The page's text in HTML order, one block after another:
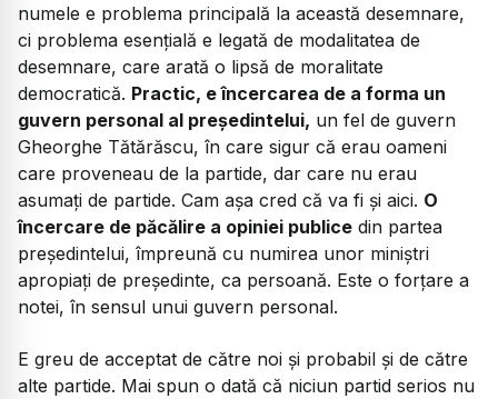
numele e problema principală la această desemnare,
ci problema esențială e legată de modalitatea de
desemnare, care arată o lipsă de moralitate
democratică. Practic, e încercarea de a forma un
guvern personal al președintelui, un fel de guvern
Gheorghe Tătărăscu, în care sigur că erau oameni
care proveneau de la partide, dar care nu erau
asumați de partide. Cam așa cred că va fi și aici. O
încercare de păcălire a opiniei publice din partea
președintelui, împreună cu numirea unor miniștri
apropiați de președinte, ca persoană. Este o forțare a
notei, în sensul unui guvern personal.
E greu de acceptat de către noi și probabil și de către
alte partide. Mai spun o dată că niciun partid serios nu